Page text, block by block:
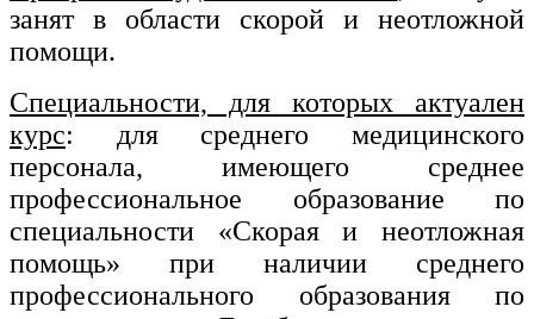
Изобразительное и прикладные виды
искусств
Средства массовой информации и
информативно-библиотечное дело
Управление в технических системах
Ветеринария и зоотехника
Подготовка к периодической
аккредитации
занят в области скорой и неотложной
помощи.
Специальности, для которых актуален
курс: для среднего медицинского
персонала, имеющего среднее
профессиональное образование по
специальности «Скорая и неотложная
помощь» при наличии среднего
профессионального образования по